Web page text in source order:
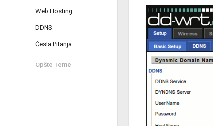
Web Hosting
DDNS
Česta Pitanja
Opšte Teme